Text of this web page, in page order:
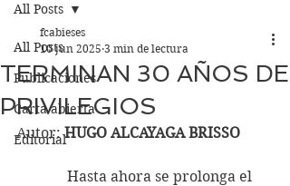
All Posts
Publicaciones
Carta abierta
Editorial
All Posts
TERMINAN 30 AÑOS DE
PRIVILEGIOS
fcabieses
10 jun 2025 3 min de lectura
Autor: HUGO ALCAYAGA BRISSO
Hasta ahora se prolonga el